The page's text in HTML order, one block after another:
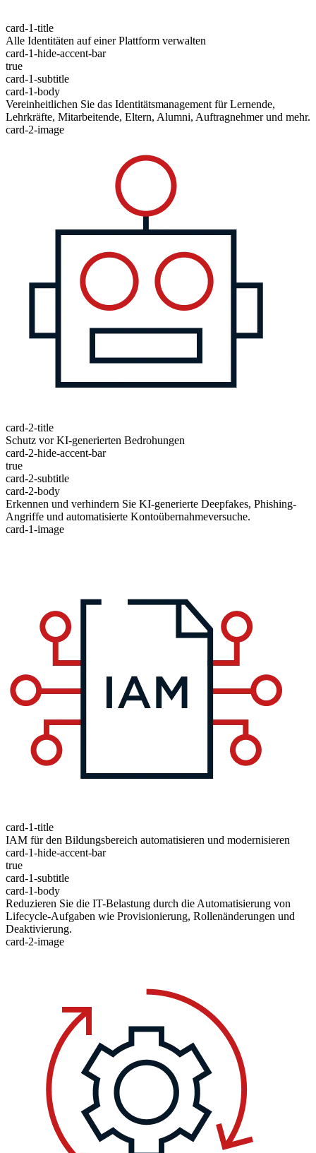
card-1-title
Alle Identitäten auf einer Plattform verwalten
card-1-hide-accent-bar
true
card-1-subtitle
card-1-body
Vereinheitlichen Sie das Identitätsmanagement für Lernende,
Lehrkräfte, Mitarbeitende, Eltern, Alumni, Auftragnehmer und mehr.
card-2-image
card-2-title
Schutz vor KI-generierten Bedrohungen
card-2-hide-accent-bar
true
card-2-subtitle
card-2-body
Erkennen und verhindern Sie KI-generierte Deepfakes, Phishing-
Angriffe und automatisierte Kontoübernahmeversuche.
card-1-image
card-1-title
IAM für den Bildungsbereich automatisieren und modernisieren
card-1-hide-accent-bar
true
card-1-subtitle
card-1-body
Reduzieren Sie die IT-Belastung durch die Automatisierung von
Lifecycle-Aufgaben wie Provisionierung, Rollenänderungen und
Deaktivierung.
card-2-image